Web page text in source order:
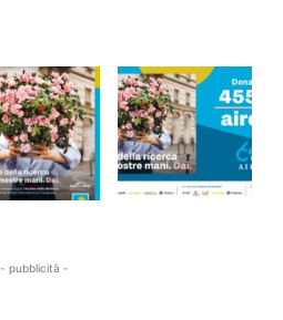
- pubblicità -